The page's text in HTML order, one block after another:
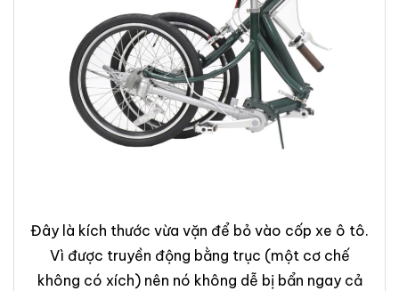
Đây là kích thước vừa vặn để bỏ vào cốp xe ô tô.
Vì được truyền động bằng trục (một cơ chế
không có xích) nên nó không dễ bị bẩn ngay cả